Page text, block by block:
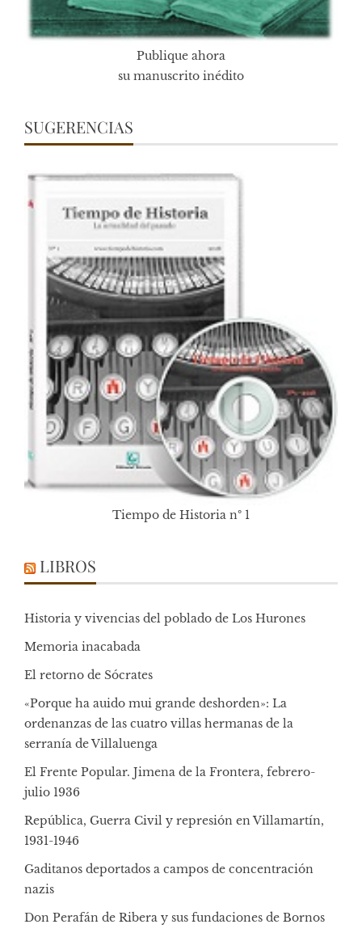
Publique ahora
su manuscrito inédito
SUGERENCIAS
Tiempo de Historia nº 1
LIBROS
Historia y vivencias del poblado de Los Hurones
Memoria inacabada
El retorno de Sócrates
«Porque ha auido mui grande deshorden»: La
ordenanzas de las cuatro villas hermanas de la
serranía de Villaluenga
El Frente Popular. Jimena de la Frontera, febrero-
julio 1936
República, Guerra Civil y represión en Villamartín,
1931-1946
Gaditanos deportados a campos de concentración
nazis
Don Perafán de Ribera y sus fundaciones de Bornos